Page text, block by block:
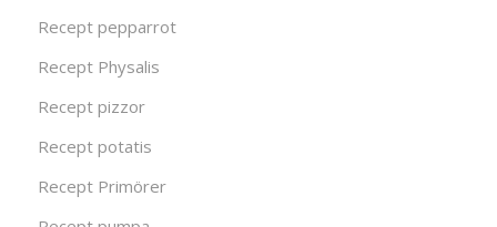
Recept pepparrot
Recept Physalis
Recept pizzor
Recept potatis
Recept Primörer